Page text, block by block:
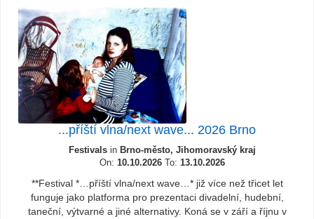
...příští vlna/next wave... 2026 Brno
Festivals in Brno-město, Jihomoravský kraj
On: 10.10.2026 To: 13.10.2026
**Festival *…příští vlna/next wave…* již více než třicet let
funguje jako platforma pro prezentaci divadelní, hudební,
taneční, výtvarné a jiné alternativy. Koná se v září a říjnu v